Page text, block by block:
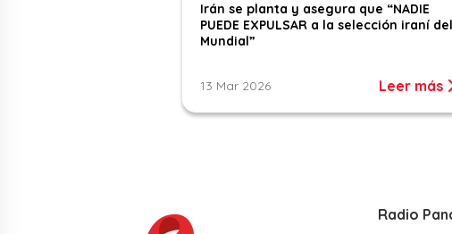
Irán se planta y asegura que “NADIE
PUEDE EXPULSAR a la selección iraní del
Mundial”
13 Mar 2026 Leer más
Radio